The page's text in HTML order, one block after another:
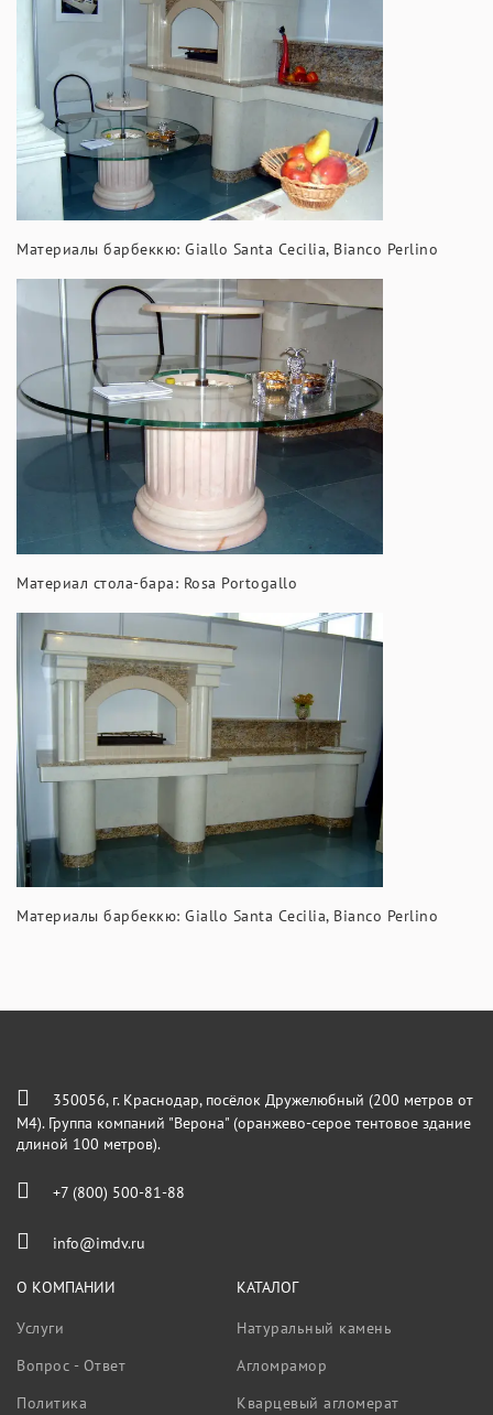
Материалы барбеккю: Giallo Santa Cecilia, Bianco Perlino
Материал стола-бара: Rosa Portogallo
Материалы барбеккю: Giallo Santa Cecilia, Bianco Perlino
350056, г. Краснодар, посёлок Дружелюбный (200 метров от
М4). Группа компаний "Верона" (оранжево-серое тентовое здание
длиной 100 метров).
+7 (800) 500-81-88
info@imdv.ru
О КОМПАНИИ
Услуги
Вопрос - Ответ
Политика
КАТАЛОГ
Натуральный камень
Агломрамор
Кварцевый агломерат